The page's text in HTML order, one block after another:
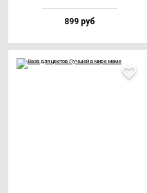
899 руб